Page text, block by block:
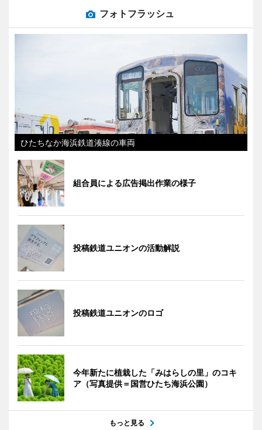
フォトフラッシュ
ひたちなか海浜鉄道湊線の車両
組合員による広告掲出作業の様子
投稿鉄道ユニオンの活動解説
投稿鉄道ユニオンのロゴ
今年新たに植栽した「みはらしの里」のコキ
ア（写真提供＝国営ひたち海浜公園）
もっと見る